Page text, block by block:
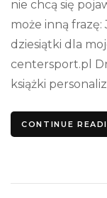
nie chcą się
może inną frazę:
dziesiątki dla
centersport.pl
książki
CONTINUE